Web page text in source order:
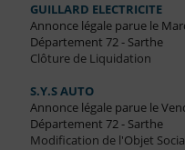
GUILLARD ELECTRICITE
Annonce légale parue le
Département 72 - Sarthe
Clôture de Liquidation
S.Y.S AUTO
Annonce légale parue le
Département 72 - Sarthe
Modification de l'Objet